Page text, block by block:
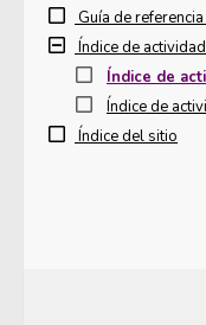
Guía de
Índice de
Índice de
Índice de
Índice del sitio